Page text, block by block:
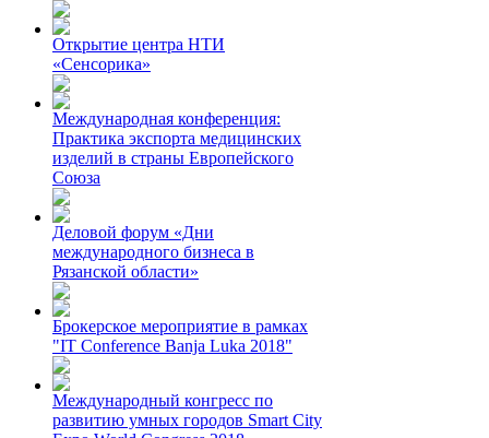
Открытие центра НТИ
«Сенсорика»
Международная конференция:
Практика экспорта медицинских
изделий в страны Европейского
Союза
Деловой форум «Дни
международного бизнеса в
Рязанской области»
Брокерское мероприятие в рамках
"IT Conference Banja Luka 2018"
Международный конгресс по
развитию умных городов Smart City